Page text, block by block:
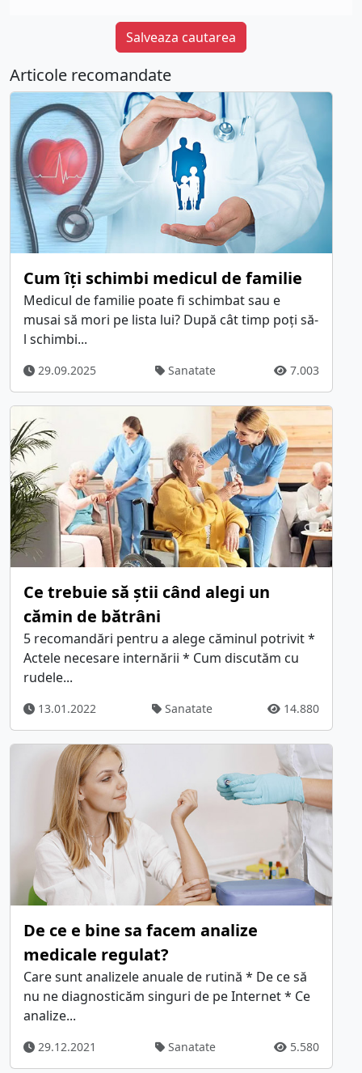
Salveaza cautarea
Articole recomandate
Cum îți schimbi medicul de familie
Medicul de familie poate fi schimbat sau e
musai să mori pe lista lui? După cât timp poți să-
l schimbi...
29.09.2025 Sanatate 7.003
Ce trebuie să știi când alegi un
cămin de bătrâni
5 recomandări pentru a alege căminul potrivit *
Actele necesare internării * Cum discutăm cu
rudele...
13.01.2022 Sanatate 14.880
De ce e bine sa facem analize
medicale regulat?
Care sunt analizele anuale de rutină * De ce să
nu ne diagnosticăm singuri de pe Internet * Ce
analize...
29.12.2021 Sanatate 5.580